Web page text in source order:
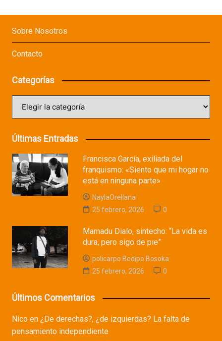
Sobre Nosotros
Contacto
Categorías
Últimas Entradas
Francisca García, exiliada del
franquismo: «Siento que mi hogar no
está en ninguna parte»
NaylaOrellana
25 febrero, 2026
0
Mamadu Dialo, sintecho: “La vida es
dura, pero sigo de pie”
policarpo Bodipo Bosoka
25 febrero, 2026
0
Últimos Comentarios
Nicoen ¿De derechas?, ¿de izquierdas? La falta de
pensamiento independiente